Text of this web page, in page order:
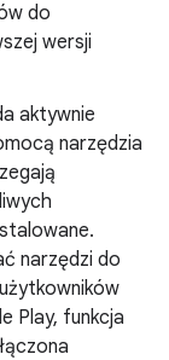
do
wersji
aktywnie
narzędzia
narzędzi do
Play, funkcja